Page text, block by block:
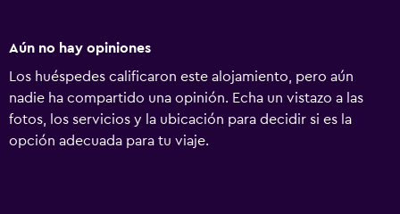
Aún no hay opiniones
Los huéspedes calificaron este alojamiento, pero aún
nadie ha compartido una opinión. Echa un vistazo a las
fotos, los servicios y la ubicación para decidir si es la
opción adecuada para tu viaje.